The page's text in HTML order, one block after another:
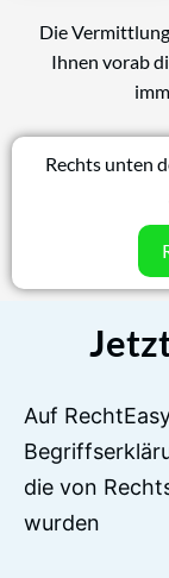
Die
Ihnen vorab
Rechts unten
Auf
die von
wurden